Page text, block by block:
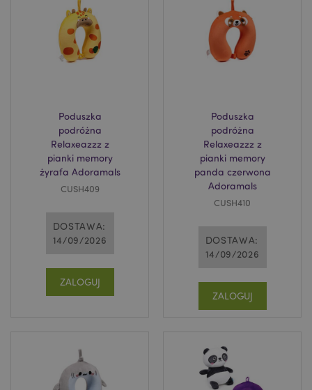
Poduszka
podróżna
Relaxeazzz z
pianki memory
żyrafa Adoramals
CUSH409
DOSTAWA:
14/09/2026
ZALOGUJ
Poduszka
podróżna
Relaxeazzz z
pianki memory
panda czerwona
Adoramals
CUSH410
DOSTAWA:
14/09/2026
ZALOGUJ